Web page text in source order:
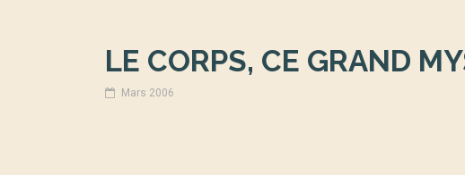
LE CORPS, CE GRAND
Mars 2006